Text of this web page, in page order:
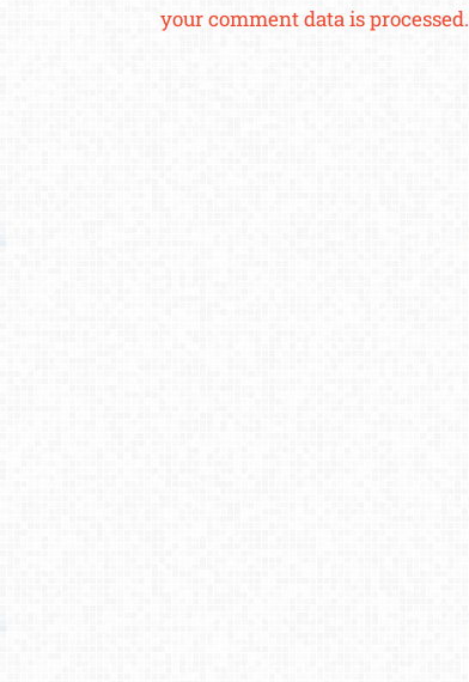
your comment data is processed.